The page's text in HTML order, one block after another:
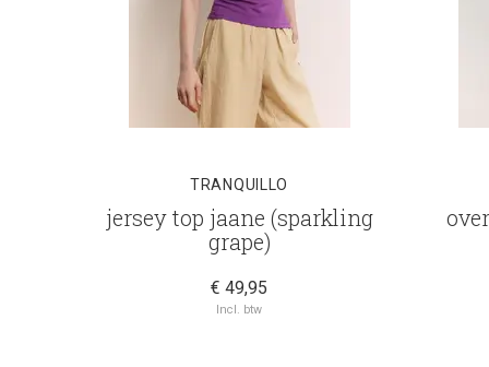
TRANQUILLO
jersey top jaane (sparkling
grape)
€ 49,95
Incl. btw